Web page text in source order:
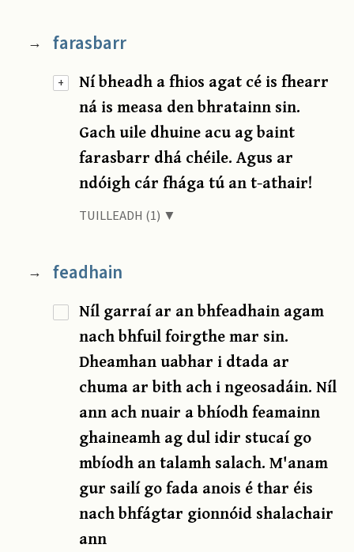
+
→ farasbarr
Ní bheadh a fhios agat cé is fhearr
ná is measa den bhratainn sin.
Gach uile dhuine acu ag baint
farasbarr dhá chéile. Agus ar
ndóigh cár fhága tú an t-athair!
TUILLEADH (1) ▼
→ feadhain
Níl garraí ar an bhfeadhain agam
nach bhfuil foirgthe mar sin.
Dheamhan uabhar i dtada ar
chuma ar bith ach i ngeosadáin. Níl
ann ach nuair a bhíodh feamainn
ghaineamh ag dul idir stucaí go
mbíodh an talamh salach. M'anam
gur sailí go fada anois é thar éis
nach bhfágtar gionnóid shalachair
ann